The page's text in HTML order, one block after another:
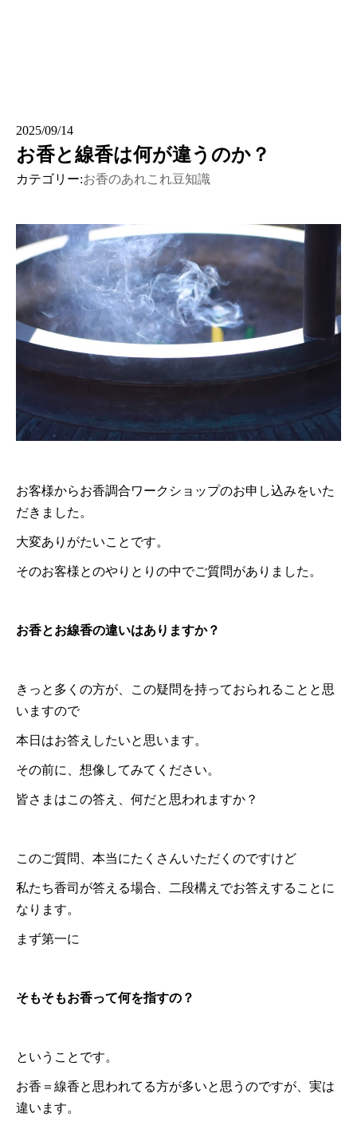
2025/09/14
お香と線香は何が違うのか？
カテゴリー:お香のあれこれ豆知識
お客様からお香調合ワークショップのお申し込みをいた
だきました。
大変ありがたいことです。
そのお客様とのやりとりの中でご質問がありました。
お香とお線香の違いはありますか？
きっと多くの方が、この疑問を持っておられることと思
いますので
本日はお答えしたいと思います。
その前に、想像してみてください。
皆さまはこの答え、何だと思われますか？
このご質問、本当にたくさんいただくのですけど
私たち香司が答える場合、二段構えでお答えすることに
なります。
まず第一に
そもそもお香って何を指すの？
ということです。
お香＝線香と思われてる方が多いと思うのですが、実は
違います。